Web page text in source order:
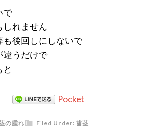
で
しれません
も後回しにしないで
違うだけで
Pocket
Filed Under: 歯茎
の腫れ